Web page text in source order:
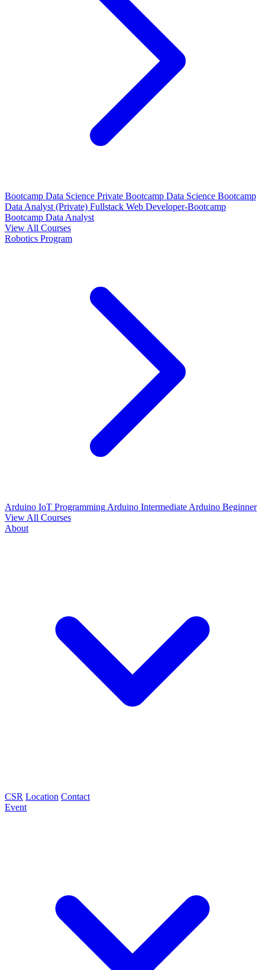
Bootcamp Data Science Private Bootcamp Data Science Bootcamp
Data Analyst (Private) Fullstack Web Developer-Bootcamp
Bootcamp Data Analyst
View All Courses
Robotics Program
Arduino IoT Programming Arduino Intermediate Arduino Beginner
View All Courses
About
CSR Location Contact
Event